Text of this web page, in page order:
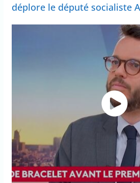
déplore le député socialiste